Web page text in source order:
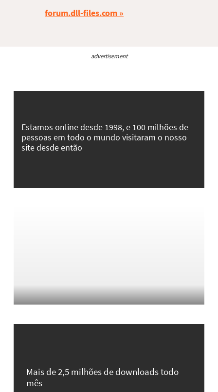
forum.dll-files.com
advertisement
Estamos online desde 1998, e 100 milhões de
pessoas em todo o mundo visitaram o nosso
site desde então
Mais de 2,5 milhões de downloads todo
mês